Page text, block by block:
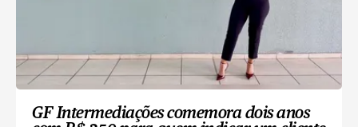
GF Intermediações comemora dois anos